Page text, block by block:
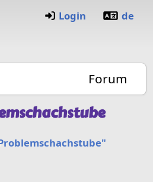
Login de
Forum